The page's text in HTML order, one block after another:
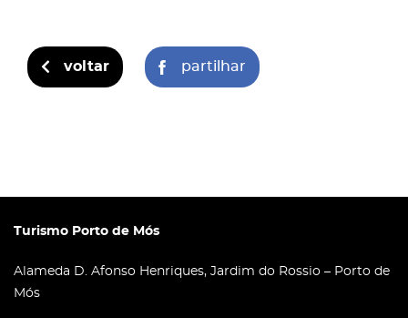
voltar partilhar
Turismo Porto de Mós
Alameda D. Afonso Henriques, Jardim do Rossio – Porto de
Mós